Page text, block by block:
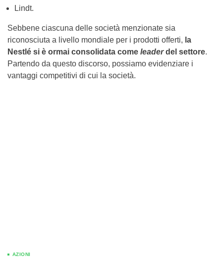
Lindt.
Sebbene ciascuna delle società menzionate sia
riconosciuta a livello mondiale per i prodotti offerti, la
Nestlé si è ormai consolidata come leaderdel settore.
Partendo da questo discorso, possiamo evidenziare i
vantaggi competitivi di cui la società.
AZIONI